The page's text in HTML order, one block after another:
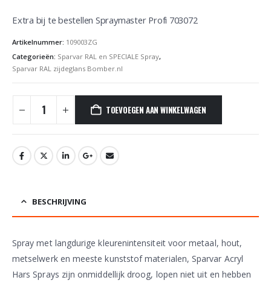
Extra bij te bestellen Spraymaster Profi 703072
Artikelnummer: 109003ZG
Categorieën: Sparvar RAL en SPECIALE Spray,
Sparvar RAL zijdeglans Bomber.nl
TOEVOEGEN AAN WINKELWAGEN
BESCHRIJVING
Spray met langdurige kleurenintensiteit voor metaal, hout,
metselwerk en meeste kunststof materialen, Sparvar Acryl
Hars Sprays zijn onmiddellijk droog, lopen niet uit en hebben